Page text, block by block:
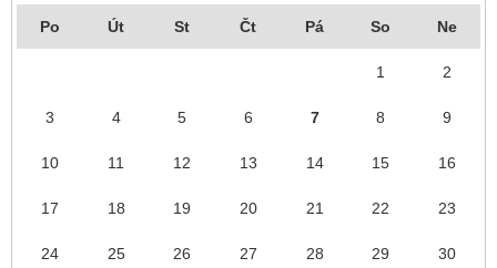
Po Út St Čt Pá So Ne
1 2
3 4 5 6 7 8 9
10 11 12 13 14 15 16
17 18 19 20 21 22 23
24 25 26 27 28 29 30